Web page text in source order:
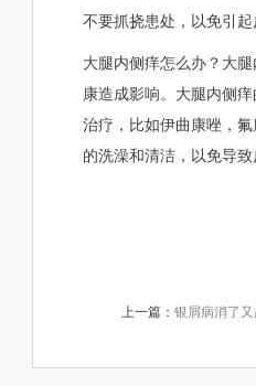
不要抓挠患处，以免引
大腿内侧痒怎么办？大
康造成影响。大腿内侧
治疗，比如伊曲康唑，
的洗澡和清洁，以免导致
上一篇： 银屑病消了